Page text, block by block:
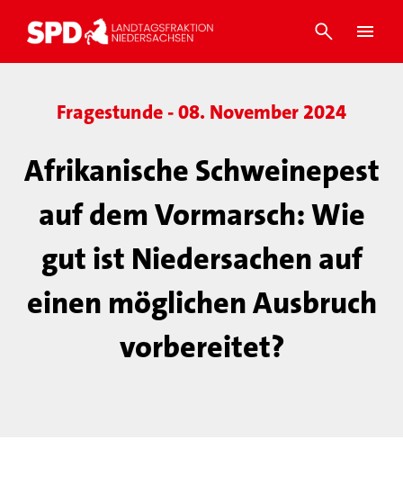
Fragestunde - 08. November 2024
Afrikanische Schweinepest
auf dem Vormarsch: Wie
gut ist Niedersachen auf
einen möglichen Ausbruch
vorbereitet?